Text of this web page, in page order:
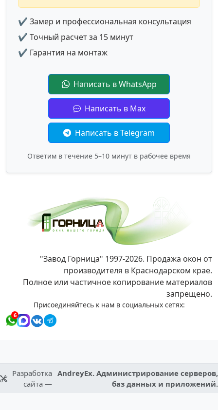
✔ Замер и профессиональная консультация
✔ Точный расчет за 15 минут
✔ Гарантия на монтаж
Написать в WhatsApp
Написать в Max
Написать в Telegram
Ответим в течение 5–10 минут в рабочее время
"Завод Горница" 1997-2026. Продажа окон от
производителя в Краснодарском крае.
Полное или частичное копирование материалов
запрещено.
Присоединяйтесь к нам в социальных сетях:
6
Разработка
сайта —
AndreyEx. Администрирование серверов,
баз данных и приложений.